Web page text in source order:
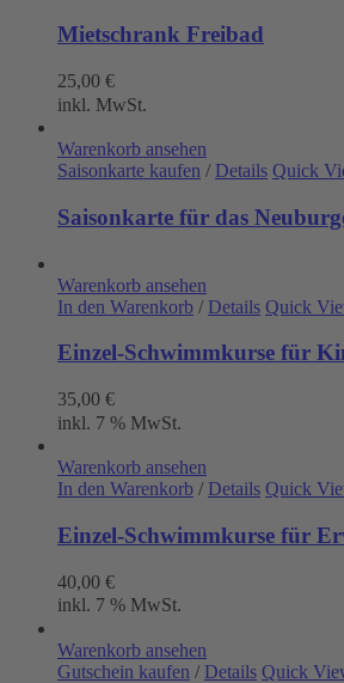
Mietschrank Freibad
25,00 €
inkl. MwSt.
Warenkorb ansehen
Saisonkarte kaufen / Details Quick
Saisonkarte für das
Warenkorb ansehen
In den Warenkorb / Details Quick
Einzel-Schwimmkurse für
35,00 €
inkl. 7 % MwSt.
Warenkorb ansehen
In den Warenkorb / Details Quick
Einzel-Schwimmkurse für
40,00 €
inkl. 7 % MwSt.
Warenkorb ansehen
Gutschein kaufen / Details Quick